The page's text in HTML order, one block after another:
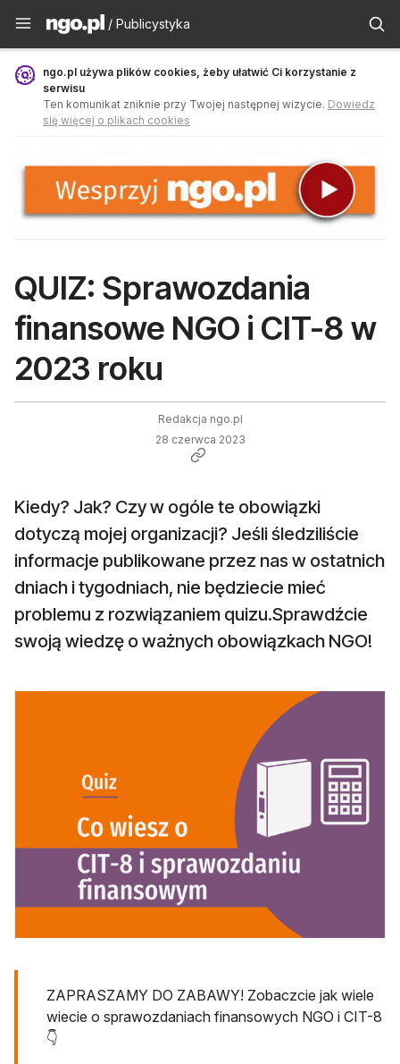
Publicystyka - ngo.pl
/ Publicystyka
ngo.pl używa plików cookies, żeby ułatwić Ci korzystanie z
serwisu
Ten komunikat zniknie przy Twojej następnej wizycie. Dowiedz
się więcej o plikach cookies
QUIZ: Sprawozdania
finansowe NGO i CIT-8 w
2023 roku
Redakcja ngo.pl
28 czerwca 2023
Kiedy? Jak? Czy w ogóle te obowiązki
dotyczą mojej organizacji? Jeśli śledziliście
informacje publikowane przez nas w ostatnich
dniach i tygodniach, nie będziecie mieć
problemu z rozwiązaniem quizu.Sprawdźcie
swoją wiedzę o ważnych obowiązkach NGO!
ZAPRASZAMY DO ZABAWY! Zobaczcie jak wiele
wiecie o sprawozdaniach finansowych NGO i CIT-8
👇